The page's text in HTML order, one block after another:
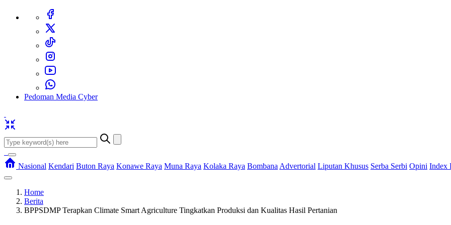
Pedoman Media Cyber
Nasional Kendari Buton Raya Konawe Raya Muna Raya Kolaka Raya Bombana Advertorial Liputan Khusus Serba Serbi Opini Index
Home
Berita
BPPSDMP Terapkan Climate Smart Agriculture Tingkatkan Produksi dan Kualitas Hasil Pertanian